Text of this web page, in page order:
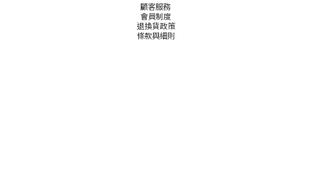
顧客服務
會員制度
退換貨政策
條款與細則